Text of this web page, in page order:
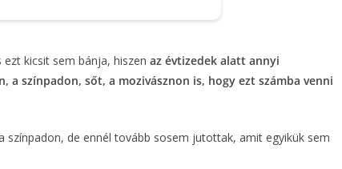
kicsit sem bánja, hiszen az évtizedek alatt annyi
a színpadon, sőt, a mozivásznon is, hogy ezt számba venni
színpadon, de ennél tovább sosem jutottak, amit egyikük sem